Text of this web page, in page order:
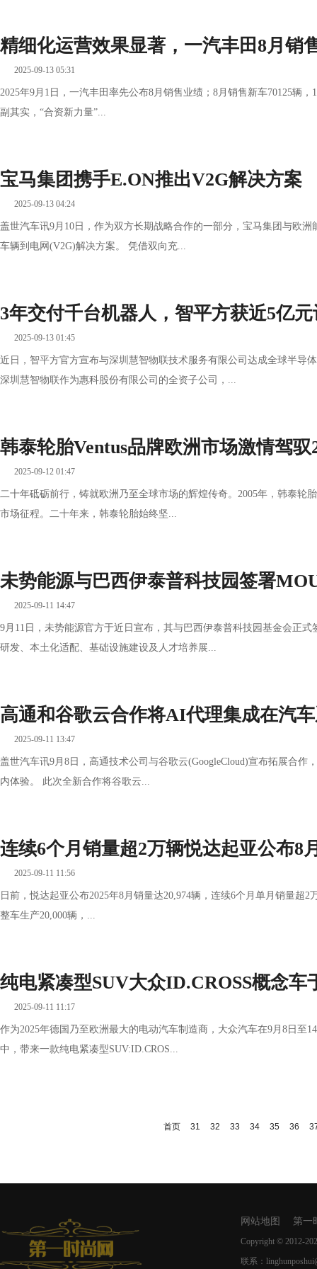
精细化运营效果显著，一汽丰田8月销
2025-09-13 05:31
2025年9月1日，一汽丰田率先公布8月销售业绩；8月销售新车70125辆
副其实，“合资新力量”...
宝马集团携手E.ON推出V2G解决方案
2025-09-13 04:24
盖世汽车讯9月10日，作为双方长期战略合作的一部分，宝马集团与欧
车辆到电网(V2G)解决方案。 凭借双向充...
3年交付千台机器人，智平方获近5亿
2025-09-13 01:45
近日，智平方官方宣布与深圳慧智物联技术服务有限公司达成全球半导
深圳慧智物联作为惠科股份有限公司的全资子公司，...
韩泰轮胎Ventus品牌欧洲市场激情驾驭
2025-09-12 01:47
二十年砥砺前行，铸就欧洲乃至全球市场的辉煌传奇。2005年，韩泰轮
市场征程。二十年来，韩泰轮胎始终坚...
未势能源与巴西伊泰普科技园签署
2025-09-11 14:47
9月11日，未势能源官方于近日宣布，其与巴西伊泰普科技园基金会正
研发、本土化适配、基础设施建设及人才培养展...
高通和谷歌云合作将AI代理集成在汽
2025-09-11 13:47
盖世汽车讯9月8日，高通技术公司与谷歌云(GoogleCloud)宣布拓展合
内体验。 此次全新合作将谷歌云...
连续6个月销量超2万辆悦达起亚公布8
2025-09-11 11:56
日前，悦达起亚公布2025年8月销量达20,974辆，连续6个月单月销量超
整车生产20,000辆，...
纯电紧凑型SUV大众ID.CROSS概念车
2025-09-11 11:17
作为2025年德国乃至欧洲最大的电动汽车制造商，大众汽车在9月8日至
中，带来一款纯电紧凑型SUV:ID.CROS...
首页 31 32 33 34 35 36
网站地图 第一
Copyright © 2012-
联系：